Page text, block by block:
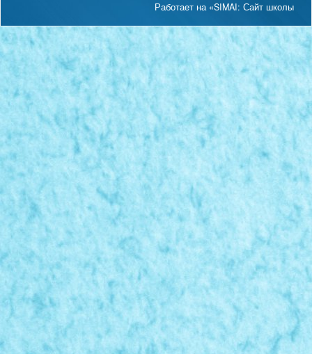
Работает на «SIMAI: Сайт школы